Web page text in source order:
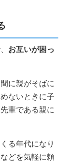
お互いが困っ
に親がそばに
ないときに子
輩である親に
る年代になり
どを気軽に頼